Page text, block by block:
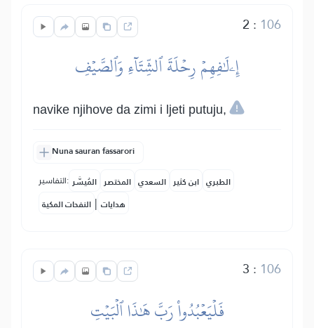
2 : 106
إِۦلَٰفِهِمۡ رِحۡلَةَ ٱلشِّتَآءِ وَٱلصَّيۡفِ
navike njihove da zimi i ljeti putuju,
Nuna sauran fassarori
التفاسير: المُيسَّر المختصر السعدي ابن كثير الطبري
النفحات المكية | هدايات
3 : 106
فَلۡيَعۡبُدُواْ رَبَّ هَٰذَا ٱلۡبَيۡتِ